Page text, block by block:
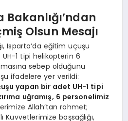
Olsun Mesajı
Isparta’da eğitim uçuşu
UH-1 tipi helikopterin 6
sebep olduğunu
ifadelere yer verildi:
yapan bir adet UH-1 tipi
uğramış, 6 personelimiz
Allah’tan rahmet;
Kuvvetlerimize başsağlığı,